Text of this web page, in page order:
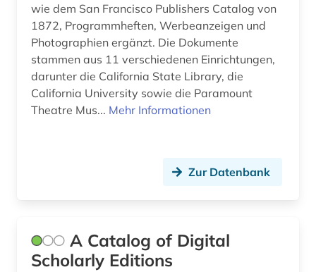
bühnenmusik (1)
bühnentechnik (1)
bürgerrechtsbewegung (1)
carl (1)
chemie (6)
wie dem San Francisco Publishers Catalog von
1872, Programmheften, Werbeanzeigen und
Photographien ergänzt. Die Dokumente
stammen aus 11 verschiedenen Einrichtungen,
darunter die California State Library, die
California University sowie die Paramount
Theatre Mus... Mehr Informationen
Zur Datenbank
A Catalog of Digital
Scholarly Editions